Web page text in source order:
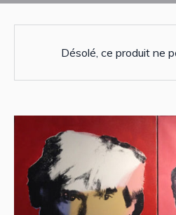
Désolé, ce produit ne